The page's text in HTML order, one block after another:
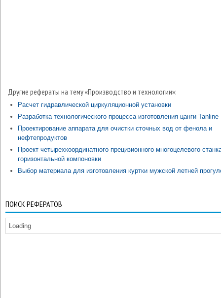
Другие рефераты на тему «Производство и технологии»:
Расчет гидравлической циркуляционной установки
Разработка технологического процесса изготовления цанги Tanline
Проектирование аппарата для очистки сточных вод от фенола и
нефтепродуктов
Проект четырехкоординатного прецизионного многоцелевого
горизонтальной компоновки
Выбор материала для изготовления куртки мужской летней
ПОИСК РЕФЕРАТОВ
Loading